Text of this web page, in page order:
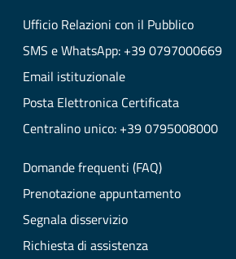
Ufficio Relazioni con il Pubblico
SMS e WhatsApp: +39 0797000669
Email istituzionale
Posta Elettronica Certificata
Centralino unico: +39 0795008000
Domande frequenti (FAQ)
Prenotazione appuntamento
Segnala disservizio
Richiesta di assistenza